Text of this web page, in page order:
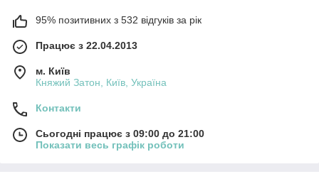
95% позитивних з 532 відгуків за рік
Працює з 22.04.2013
м. Київ
Княжий Затон, Київ, Україна
Контакти
Сьогодні працює з 09:00 до 21:00
Показати весь графік роботи